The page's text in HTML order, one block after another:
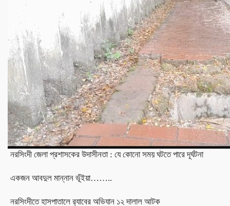
নরসিংদী জেলা প্রশাসকের উদাসীনতা : যে কোনো সময় ঘটতে পারে দূর্ঘটনা
একজন আবদুল মান্নান ভূঁইয়া……..
নরসিংদীতে হাসপাতালে র‍্যাবের অভিযান ১২ দালাল আটক